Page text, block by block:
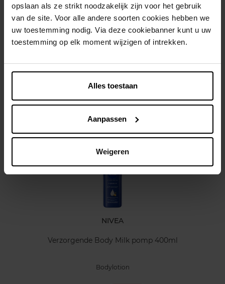
opslaan als ze strikt noodzakelijk zijn voor het gebruik
van de site. Voor alle andere soorten cookies hebben we
uw toestemming nodig. Via deze cookiebanner kunt u uw
toestemming op elk moment wijzigen of intrekken.
Alles toestaan
Aanpassen
Weigeren
Beschrijving
Klantereview
Nog iets vergeten ?
NIVEA
Verzorgende Body Milk pomp 400ml
Bodylotion